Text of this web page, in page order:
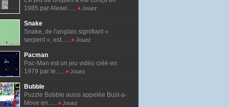
1985 par Alexei......
Jouez
Snake
Snake, de l'anglais signifiant «
serpent », est......
Jouez
Pacman
Pac-Man est un jeu vidéo créé en
1979 par le......
Jouez
Bubble
Puzzle Bobble aussi appelée Bust-a-
Move en......
Jouez